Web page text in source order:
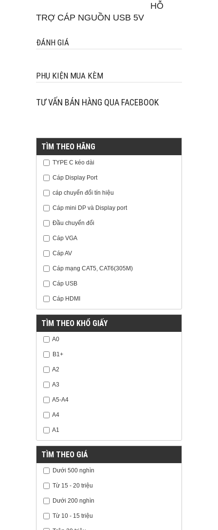
HỖ
TRỢ CÁP NGUỒN USB 5V
ĐÁNH GIÁ
PHỤ KIỆN MUA KÈM
TƯ VẤN BÁN HÀNG QUA FACEBOOK
TÌM THEO HÃNG
TYPE C kéo dài
Cáp Display Port
cáp chuyển đổi tín hiệu
Cáp mini DP và Display port
Đầu chuyển đổi
Cáp VGA
Cáp AV
Cáp mạng CAT5, CAT6(305M)
Cáp USB
Cáp HDMI
TÌM THEO KHỔ GIẤY
A0
B1+
A2
A3
A5-A4
A4
A1
TÌM THEO GIÁ
Dưới 500 nghìn
Từ 15 - 20 triệu
Dưới 200 nghìn
Từ 10 - 15 triệu